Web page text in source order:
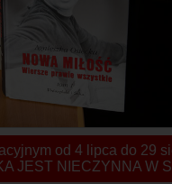
od 4 lipca do 29
JEST NIECZYNNA W